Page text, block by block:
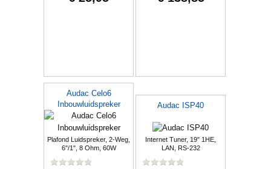
Audac Celo6
Inbouwluidspreker
Plafond Luidspreker, 2-Weg,
6"/1", 8 Ohm, 60W
Audac ISP40
Internet Tuner, 19" 1HE,
LAN, RS-232